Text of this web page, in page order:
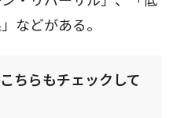
などがある。
ちらもチェックして